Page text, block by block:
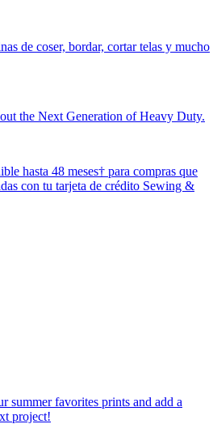
de coser, bordar, cortar telas y mucho
the Next Generation of Heavy Duty.
hasta 48 meses† para compras que
con tu tarjeta de crédito Sewing &
summer favorites prints and add a
project!